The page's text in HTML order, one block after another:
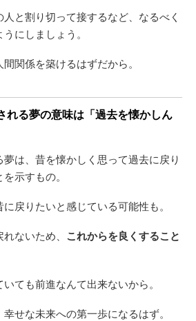
と割り切って接するなど、なるべく
にしましょう。
関係を築けるはずだから。
れる夢の意味は「過去を懐かしん
は、昔を懐かしく思って過去に戻り
示すもの。
戻りたいと感じている可能性も。
ないため、 これからを良くすること
ても前進なんて出来ないから。
せな未来への第一歩になるはず。